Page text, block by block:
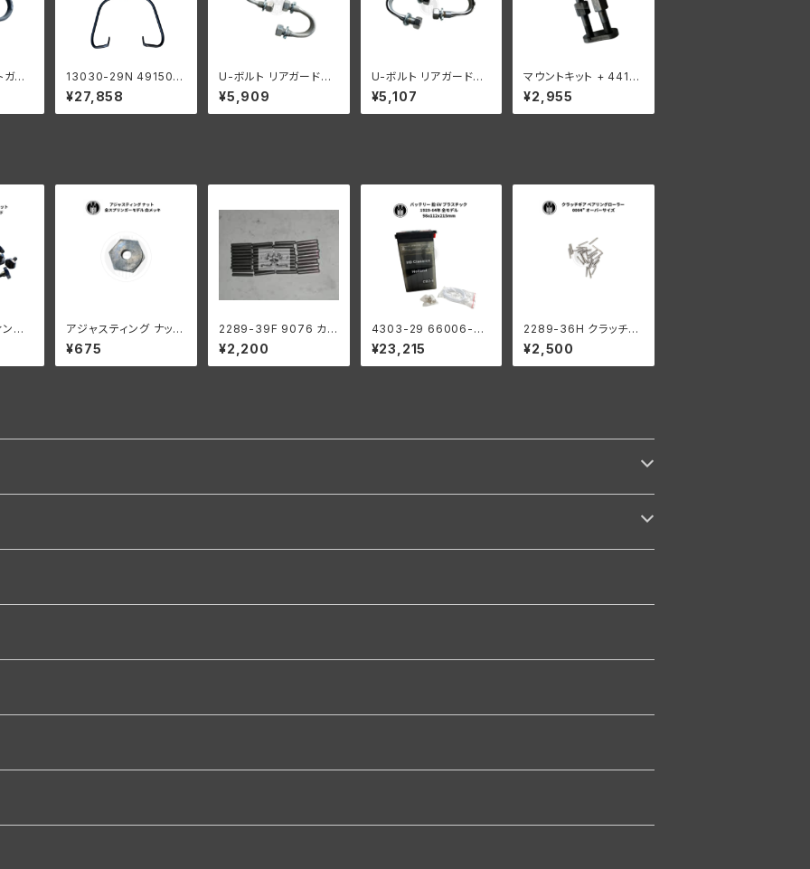
ー
13030-29N 49150-2
9 リア セーフティーガ
ード ペイント済み WL
¥27,858
U-ボルト リアガード用
ナット付き 2個入 ハー
レーダビッドソン WL 白
メッキ
¥5,909
U-ボルト リアガード用
ナット付き 2個入 ハー
レーダビッドソン WL ク
ロームメッキ
¥5,107
マウントキット + 4417-
29 + ナット リアガード
/ バッテリーボックス フ
レーム用 ハーレーダビ
¥2,955
グ
アジャスティング ナット
ハーレーダビッドソン
全スプリンガーモデル
白メッキ
¥675
2289-39F 9076 カウ
ンターシャフト ロングロ
ーラー 1ギアボックス用
.0004オーバーサイズ
¥2,200
4303-29 66006-29
バッテリー 6V プラスチ
ック 1929-64年 98x1
12x215mm
¥23,215
2289-36H クラッチギ
ア ベアリングローラー
0006" オーバーサイズ
44個 ハーレーダビッド
¥2,500